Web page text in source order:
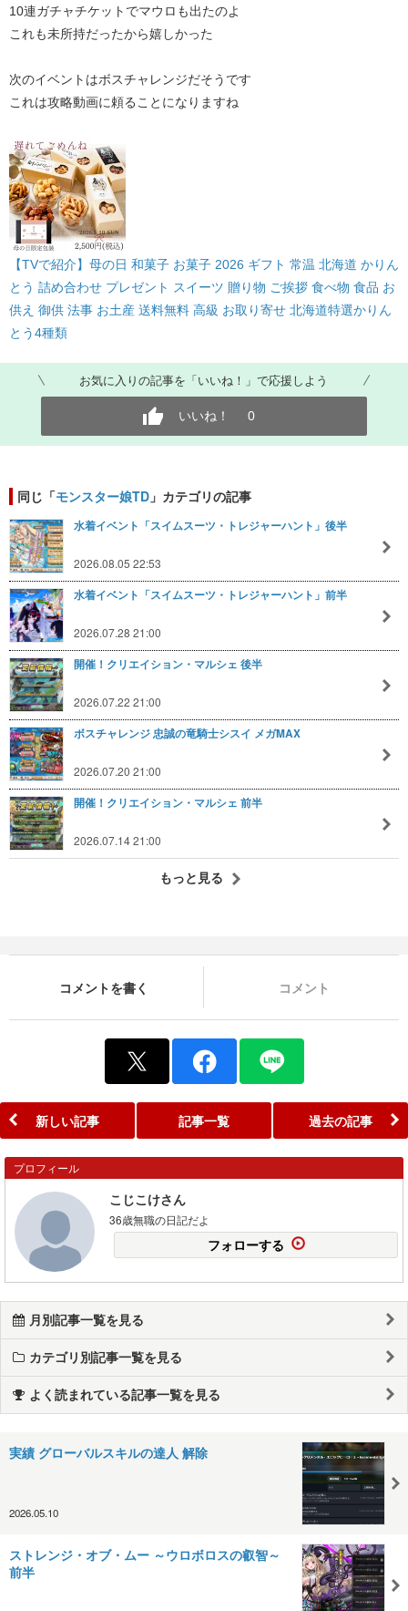
10連ガチャチケットでマウロも出たのよ
これも未所持だったから嬉しかった
次のイベントはボスチャレンジだそうです
これは攻略動画に頼ることになりますね
【TVで紹介】母の日 和菓子 お菓子 2026 ギフト 常温 北海道 かりん
とう 詰め合わせ プレゼント スイーツ 贈り物 ご挨拶 食べ物 食品 お
供え 御供 法事 お土産 送料無料 高級 お取り寄せ 北海道特選かりん
とう4種類
お気に入りの記事を「いいね！」で応援しよう
いいね！ 0
同じ「モンスター娘TD 」カテゴリの記事
水着イベント「スイムスーツ・トレジャーハント」後半
2026.08.05 22:53
水着イベント「スイムスーツ・トレジャーハント」前半
2026.07.28 21:00
開催！クリエイション・マルシェ 後半
2026.07.22 21:00
ボスチャレンジ 忠誠の竜騎士シスイ メガMAX
2026.07.20 21:00
開催！クリエイション・マルシェ 前半
2026.07.14 21:00
もっと見る
コメントを書く コメント
新しい記事 記事一覧 過去の記事
プロフィール
こじこけさん
36歳無職の日記だよ
フォローする
月別記事一覧を見る
カテゴリ別記事一覧を見る
よく読まれている記事一覧を見る
実績 グローバルスキルの達人 解除
2026.05.10
ストレンジ・オブ・ムー ～ウロボロスの叡智～
前半